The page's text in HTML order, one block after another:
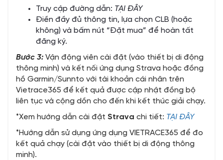
Truy cập đường dẫn: TẠI ĐÂY
Điền đầy đủ thông tin, lựa chọn CLB (hoặc
không) và bấm nút “Đặt mua” để hoàn tất
đăng ký.
Bước 3:Vận động viên cài đặt (vào thiết bị di động
thông minh) và kết nối ứng dụng Strava hoặc đồng
hồ Garmin/Sunnto với tài khoản cái nhân trên
Vietrace365 để kết quả được cập nhật đồng bộ
liên tục và cộng dồn cho đến khi kết thúc giải chạy.
*Xem hướng dẫn cài đặt Strava chi tiết: TẠI ĐÂY
*Hướng dẫn sử dụng ứng dụng VIETRACE365 để đo
kết quả chạy (cài đặt vào thiết bị di động thông
minh).